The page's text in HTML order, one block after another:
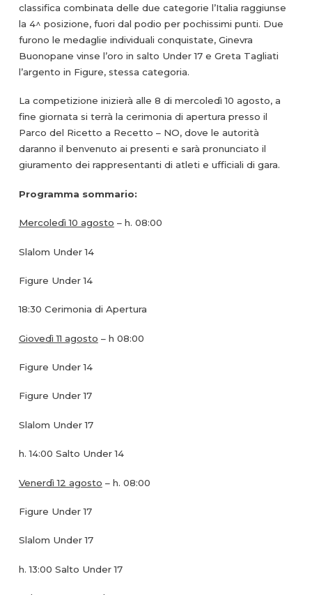
classifica combinata delle due categorie l’Italia raggiunse
la 4^ posizione, fuori dal podio per pochissimi punti. Due
furono le medaglie individuali conquistate, Ginevra
Buonopane vinse l’oro in salto Under 17 e Greta Tagliati
l’argento in Figure, stessa categoria.
La competizione inizierà alle 8 di mercoledì 10 agosto, a
fine giornata si terrà la cerimonia di apertura presso il
Parco del Ricetto a Recetto – NO, dove le autorità
daranno il benvenuto ai presenti e sarà pronunciato il
giuramento dei rappresentanti di atleti e ufficiali di gara.
Programma sommario:
Mercoledì 10 agosto – h. 08:00
Slalom Under 14
Figure Under 14
18:30 Cerimonia di Apertura
Giovedì 11 agosto – h 08:00
Figure Under 14
Figure Under 17
Slalom Under 17
h. 14:00 Salto Under 14
Venerdì 12 agosto – h. 08:00
Figure Under 17
Slalom Under 17
h. 13:00 Salto Under 17